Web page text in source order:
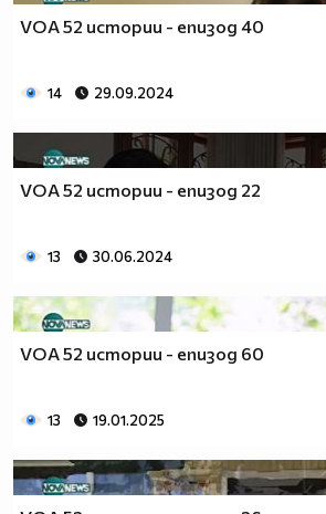
VOA 52 истории - епизод 40
14 29.09.2024
VOA 52 истории - епизод 22
13 30.06.2024
VOA 52 истории - епизод 60
13 19.01.2025